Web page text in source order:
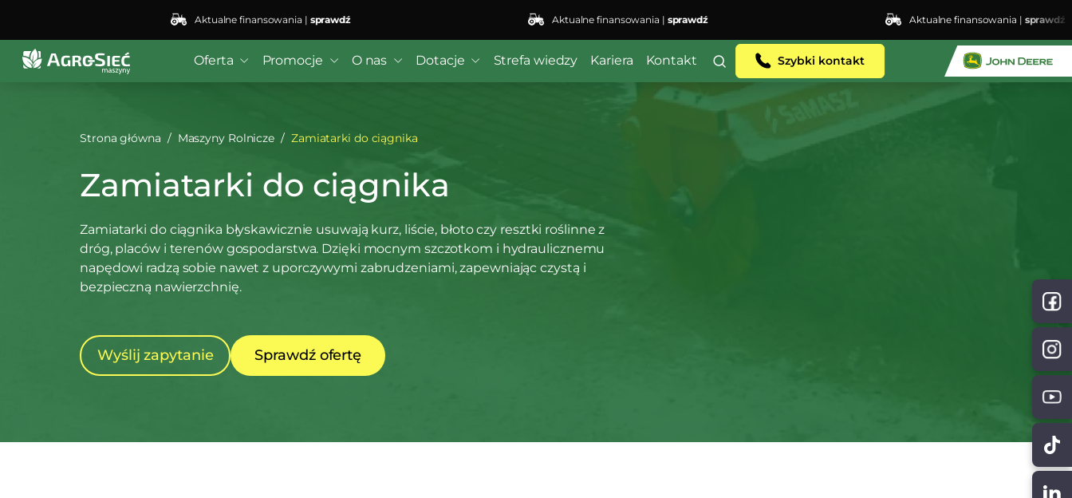
Aktualne finansowania |sprawdź Aktualne finansowania |sprawdź Aktualne finansowania |sprawdź
Oferta Promocje O nas Dotacje Strefa wiedzy Kariera Kontakt Szybki kontakt
Strona główna Maszyny Rolnicze Zamiatarki do ciągnika
Zamiatarki do ciągnika
Zamiatarki do ciągnika błyskawicznie usuwają kurz, liście, błoto czy resztki roślinne z
dróg, placów i terenów gospodarstwa. Dzięki mocnym szczotkom i hydraulicznemu
napędowi radzą sobie nawet z uporczywymi zabrudzeniami, zapewniając czystą i
bezpieczną nawierzchnię.
Wyślij zapytanie Sprawdź ofertę